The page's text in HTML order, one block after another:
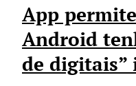
App
Android
de digitais”